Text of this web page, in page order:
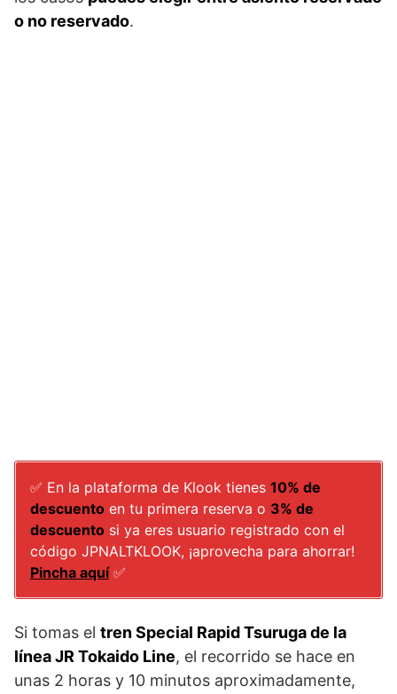
o no reservado.
✅ En la plataforma de Klook tienes 10% de
descuento en tu primera reserva o 3% de
descuento si ya eres usuario registrado con el
código JPNALTKLOOK, ¡aprovecha para ahorrar!
Pincha aquí ✅
Si tomas el tren Special Rapid Tsuruga de la
línea JR Tokaido Line, el recorrido se hace en
unas 2 horas y 10 minutos aproximadamente,